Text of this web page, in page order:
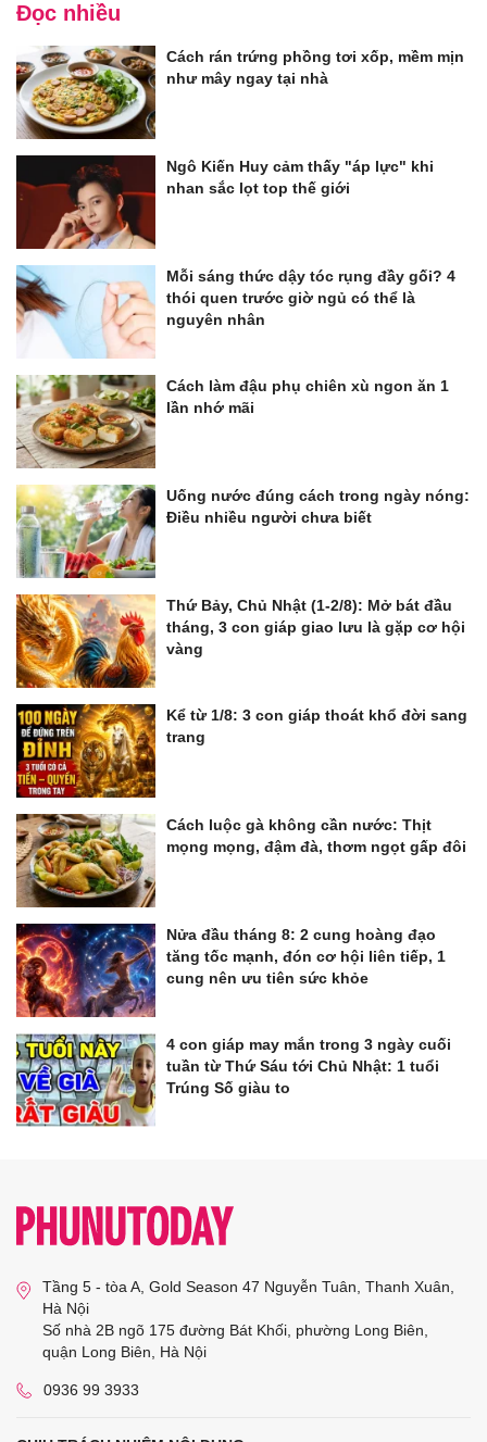
Đọc nhiều
Cách rán trứng phồng tơi xốp, mềm mịn
như mây ngay tại nhà
Ngô Kiến Huy cảm thấy "áp lực" khi
nhan sắc lọt top thế giới
Mỗi sáng thức dậy tóc rụng đầy gối? 4
thói quen trước giờ ngủ có thể là
nguyên nhân
Cách làm đậu phụ chiên xù ngon ăn 1
lần nhớ mãi
Uống nước đúng cách trong ngày nóng:
Điều nhiều người chưa biết
Thứ Bảy, Chủ Nhật (1-2/8): Mở bát đầu
tháng, 3 con giáp giao lưu là gặp cơ hội
vàng
Kể từ 1/8: 3 con giáp thoát khổ đời sang
trang
Cách luộc gà không cần nước: Thịt
mọng mọng, đậm đà, thơm ngọt gấp đôi
Nửa đầu tháng 8: 2 cung hoàng đạo
tăng tốc mạnh, đón cơ hội liên tiếp, 1
cung nên ưu tiên sức khỏe
4 con giáp may mắn trong 3 ngày cuối
tuần từ Thứ Sáu tới Chủ Nhật: 1 tuổi
Trúng Số giàu to
Tầng 5 - tòa A, Gold Season 47 Nguyễn Tuân, Thanh Xuân,
Hà Nội
Số nhà 2B ngõ 175 đường Bát Khối, phường Long Biên,
quận Long Biên, Hà Nội
0936 99 3933